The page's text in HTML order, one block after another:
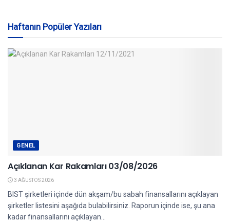
Haftanın Popüler Yazıları
GENEL
Açıklanan Kar Rakamları 03/08/2026
3 AĞUSTOS 2026
BIST şirketleri içinde dün akşam/bu sabah finansallarını açıklayan
şirketler listesini aşağıda bulabilirsiniz. Raporun içinde ise, şu ana
kadar finansallarını açıklayan...